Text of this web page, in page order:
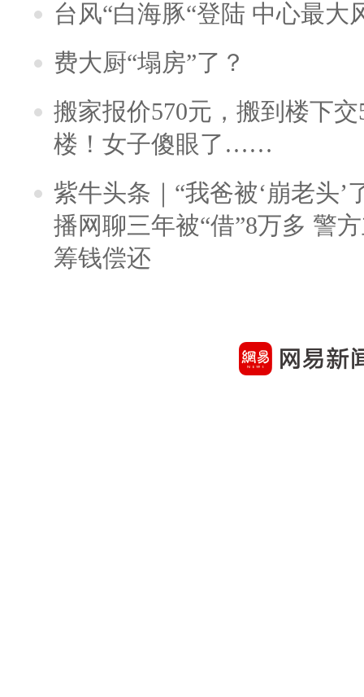
台风“白海豚“登陆 中心最大
费大厨“塌房”了？
搬家报价570元，搬到楼下
楼！女子傻眼了……
紫牛头条｜“我爸被‘崩老头’
播网聊三年被“借”8万多 警
筹钱偿还